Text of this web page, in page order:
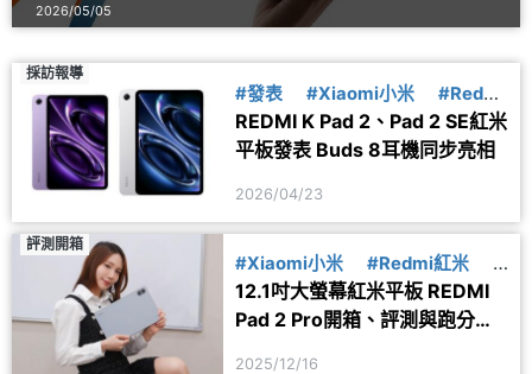
2026/05/05
採訪報導
#發表 #Xiaomi小米
#Redmi
紅米
REDMI K Pad 2、Pad 2 SE紅米
平板發表 Buds 8耳機同步亮相
2026/04/23
評測開箱
#Xiaomi小米 #Redmi紅米
#
紅米平板
12.1吋大螢幕紅米平板 REDMI
Pad 2 Pro開箱、評測與跑分一
2025/12/16